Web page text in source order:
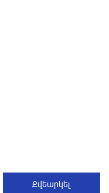
զարգանա
ու հետո գնա ԵՄ.
արգելափակել է
դահլիճի